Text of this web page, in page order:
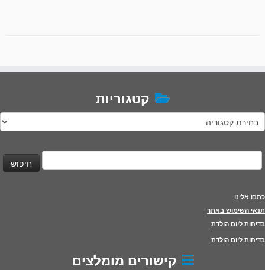
קטגוריות
קטגוריות
חיפוש:
כתבו אלינו
תנאי השימוש באתר
בדיחות ליום הולדת
בדיחות ליום הולדת
קישורים מומלצים